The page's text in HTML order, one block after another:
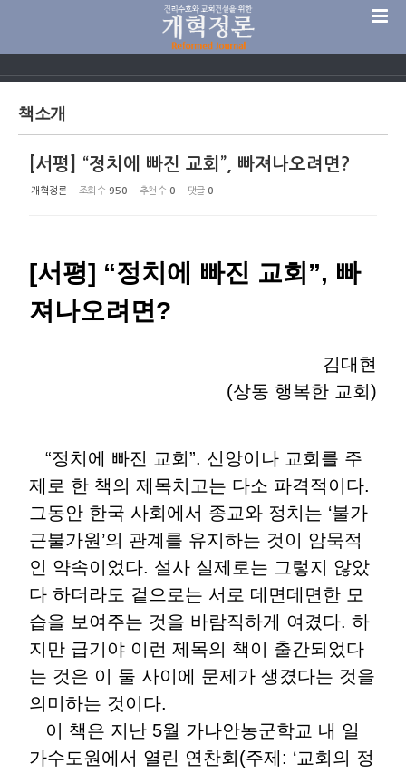
책소개
[서평] “정치에 빠진 교회”, 빠져나오려면?
개혁정론 조회 수 950 추천 수 0 댓글 0
[서평] “정치에 빠진 교회”, 빠
져나오려면?
김대현
(상동 행복한 교회)
“정치에 빠진 교회”. 신앙이나 교회를 주
제로 한 책의 제목치고는 다소 파격적이다.
그동안 한국 사회에서 종교와 정치는 ‘불가
근불가원’의 관계를 유지하는 것이 암묵적
인 약속이었다. 설사 실제로는 그렇지 않았
다 하더라도 겉으로는 서로 데면데면한 모
습을 보여주는 것을 바람직하게 여겼다. 하
지만 급기야 이런 제목의 책이 출간되었다
는 것은 이 둘 사이에 문제가 생겼다는 것을
의미하는 것이다.
이 책은 지난 5월 가나안농군학교 내 일
가수도원에서 열린 연찬회(주제: ‘교회의 정
Sketchbook5, 스케치북5
Sketchbook5, 스케치북5